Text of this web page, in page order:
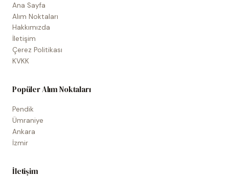
Ana Sayfa
Alım Noktaları
Hakkımızda
İletişim
Çerez Politikası
KVKK
Popüler Alım Noktaları
Pendik
Ümraniye
Ankara
İzmir
İletişim